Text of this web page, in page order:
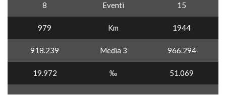
8 Eventi 15
979 Km 1944
918.239 Media 3 966.294
19.972 ‰ 51.069